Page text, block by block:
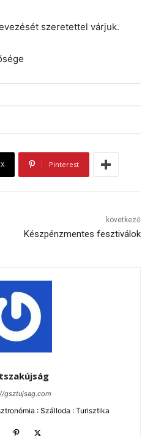
szeretettel várjuk.
X Pinterest
következő
Készpénzmentes fesztiválok
gsztujsag.com
: Szálloda : Turisztika